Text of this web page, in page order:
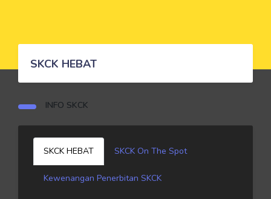
SKCK HEBAT
INFO SKCK
SKCK HEBAT SKCK On The Spot
Kewenangan Penerbitan SKCK